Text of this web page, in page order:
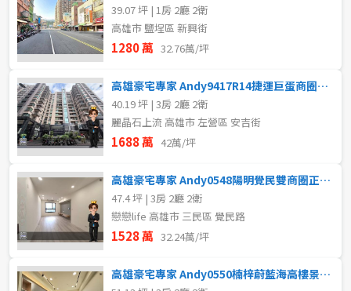
39.07 坪 | 1房 2廳 2衛
高雄市 鹽埕區 新興街
1280 萬 32.76萬/坪
高雄豪宅專家 Andy9417R14捷運巨蛋商圈精美三房車位
40.19 坪 | 3房 2廳 2衛
麗晶石上流 高雄市 左營區 安吉街
1688 萬 42萬/坪
高雄豪宅專家 Andy0548陽明覺民雙商圈正三房平車
47.4 坪 | 3房 2廳 2衛
戀戀life 高雄市 三民區 覺民路
1528 萬 32.24萬/坪
高雄豪宅專家 Andy0550楠梓蔚藍海高樓景觀三房平車